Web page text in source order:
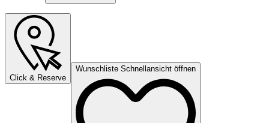
Click & Reserve
Wunschliste Schnellansicht öffnen